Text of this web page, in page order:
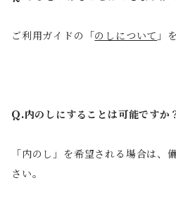
ご利用ガイドの「のしについて 」
Q.内のしにすることは可能ですか
「内のし」を希望される場合は、
さい。